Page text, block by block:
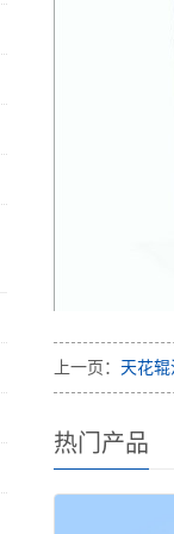
上一页： 天花
热门产品